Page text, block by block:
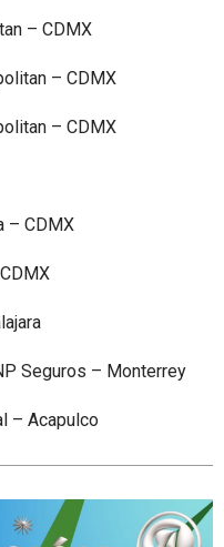
– CDMX
– CDMX
– CDMX
– CDMX
Seguros – Monterrey
– Acapulco